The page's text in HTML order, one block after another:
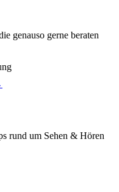
genauso gerne beraten
rund um Sehen & Hören